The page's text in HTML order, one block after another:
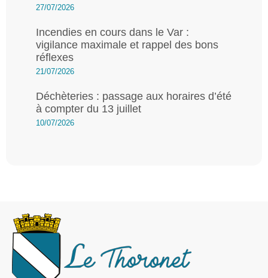
27/07/2026
Incendies en cours dans le Var :
vigilance maximale et rappel des bons
réflexes
21/07/2026
Déchèteries : passage aux horaires d’été
à compter du 13 juillet
10/07/2026